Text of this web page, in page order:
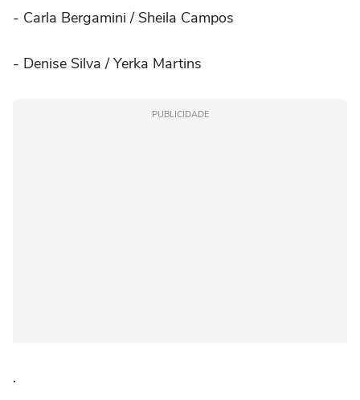
- Carla Bergamini / Sheila Campos
- Denise Silva / Yerka Martins
PUBLICIDADE
.